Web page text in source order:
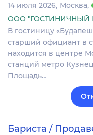
14 июля 2026 Москва
ООО "ГОСТИНИЧНЫЙ
В гостиницу
старший официант в
находится в центре
станций метро
Площадь…
Бариста /